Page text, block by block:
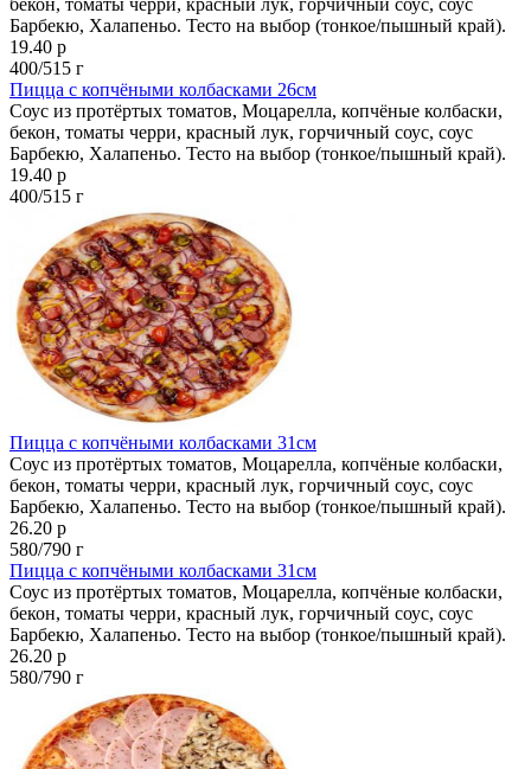
Барбекю, Халапеньо. Тесто на выбор (тонкое/пышный край).
19.40 р
400/515 г
Пицца с копчёными колбасками 26см
Соус из протёртых томатов, Моцарелла, копчёные колбаски,
бекон, томаты черри, красный лук, горчичный соус, соус
Барбекю, Халапеньо. Тесто на выбор (тонкое/пышный край).
19.40 р
400/515 г
Пицца с копчёными колбасками 31см
Соус из протёртых томатов, Моцарелла, копчёные колбаски,
бекон, томаты черри, красный лук, горчичный соус, соус
Барбекю, Халапеньо. Тесто на выбор (тонкое/пышный край).
26.20 р
580/790 г
Пицца с копчёными колбасками 31см
Соус из протёртых томатов, Моцарелла, копчёные колбаски,
бекон, томаты черри, красный лук, горчичный соус, соус
Барбекю, Халапеньо. Тесто на выбор (тонкое/пышный край).
26.20 р
580/790 г